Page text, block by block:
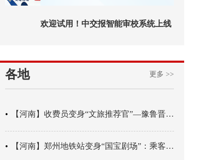
欢迎试用！中交报智能审校系统上线
各地 更多 >>
【河南】收费员变身“文旅推荐官”—豫鲁晋四地市交旅融合让游客一下高速就“入戏”
【河南】郑州地铁站变身“国宝剧场”：乘客刚出车厢，就“入戏”千年